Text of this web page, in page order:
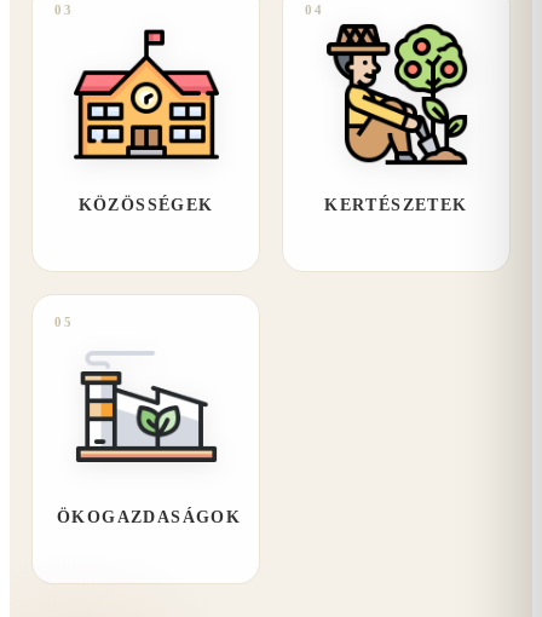
03
KÖZÖSSÉGEK
04
KERTÉSZETEK
05
ÖKOGAZDASÁGOK